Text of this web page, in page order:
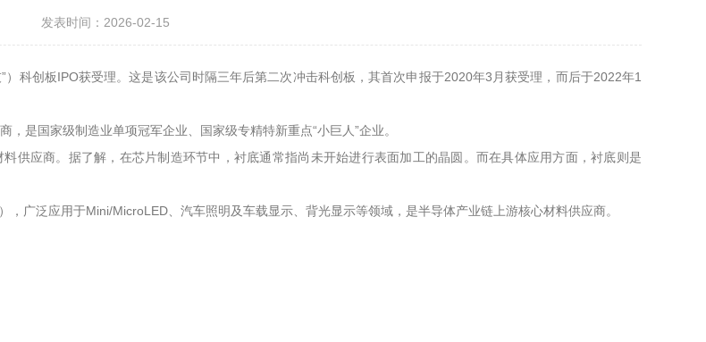
发表时间：2026-02-15
科创板IPO获受理。这是该公司时隔三年后第二次冲击科创板，其首次申报于2020年3月获受理，而后于2022年1
是国家级制造业单项冠军企业、国家级专精特新重点“小巨人”企业。
供应商。据了解，在芯片制造环节中，衬底通常指尚未开始进行表面加工的晶圆。而在具体应用方面，衬底则是
广泛应用于Mini/MicroLED、汽车照明及车载显示、背光显示等领域，是半导体产业链上游核心材料供应商。